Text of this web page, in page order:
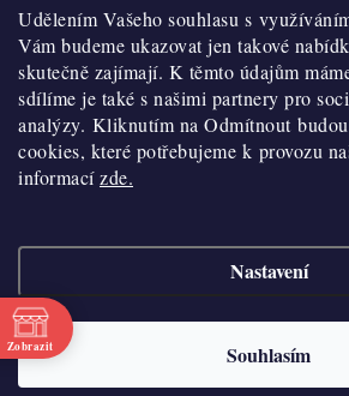
Udělením Vašeho souhlasu s
Vám budeme ukazovat jen takové
skutečně zajímají. K těmto údajům
sdílíme je také s našimi partnery pro
analýzy. Kliknutím na Odmítnout
cookies, které potřebujeme k provozu
informacízde.
Nastavení
Souhlasím
Obchodní podmínky
Hodnocení obchodu
Blog
Moje objednávka
Historie
Kontakty
O nákupu
Reklamace a vratky
Výdejní místa
Velkoobchod
Doprava a platba
Vytvořil Shoptet
Copyright 2026
cookies
Zobrazit